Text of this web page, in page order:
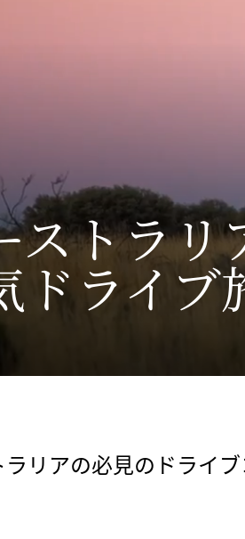
ストラリ
ドライブ
リアの必見のドライ